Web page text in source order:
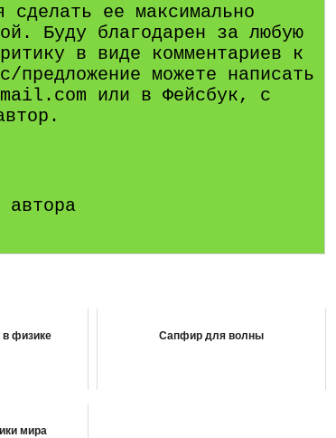
сделать ее максимально
Буду благодарен за любую
в виде комментариев к
предложение можете написать
или в Фейсбук, с
автора
физике Сапфир для волны
мира